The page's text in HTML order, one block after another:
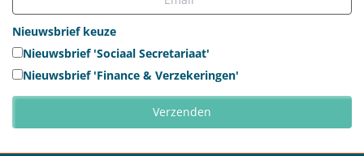
Nieuwsbrief keuze
Nieuwsbrief 'Sociaal Secretariaat'
Nieuwsbrief 'Finance & Verzekeringen'